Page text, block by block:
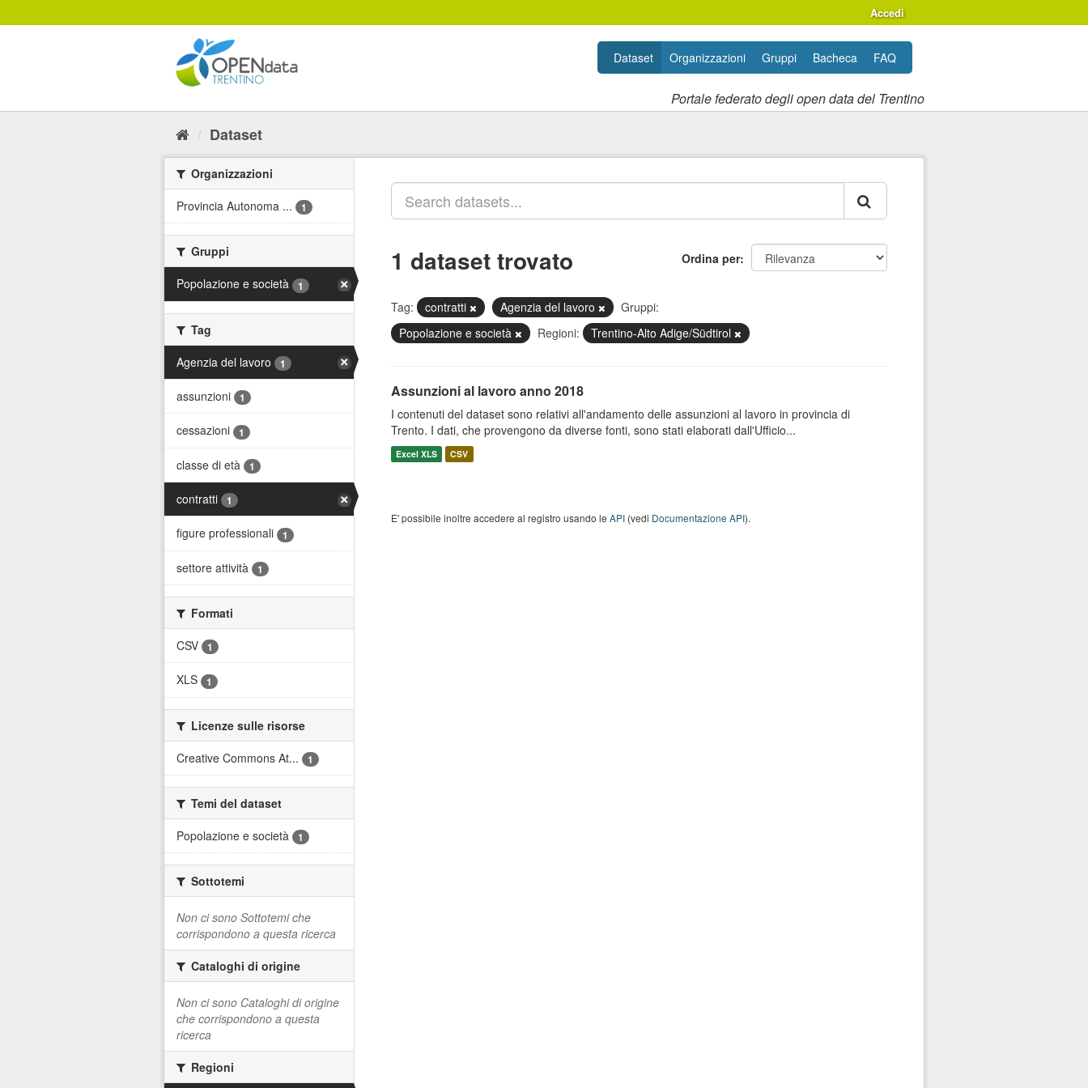
al
Accedi
Portale federato degli open data del Trentino
Dataset Organizzazioni Gruppi Bacheca FAQ
Dataset
Organizzazioni
Provincia Autonoma ...
1
Gruppi
Popolazione e società
1
Tag
Agenzia del lavoro
1
assunzioni 1
cessazioni 1
classe di età 1
contratti 1
figure professionali 1
settore attività 1
Formati
CSV
1
XLS 1
Licenze sulle risorse
Creative Commons At...
1
Temi del dataset
Popolazione e società
1
Sottotemi
Non ci sono Sottotemi che
corrispondono a questa ricerca
Cataloghi di origine
Non ci sono Cataloghi di origine
che corrispondono a questa
ricerca
Regioni
Ordina per
1 dataset trovato
Tag: contratti Agenzia del lavoro
Gruppi:
Popolazione e società
Regioni: Trentino-Alto Adige/Südtirol
Assunzioni al lavoro anno 2018
I contenuti del dataset sono relativi all'andamento delle assunzioni al lavoro in provincia di
Trento. I dati, che provengono da diverse fonti, sono stati elaborati dall'Ufficio...
Excel XLS CSV
E' possibile inoltre accedere al registro usando le API(vedi Documentazione API).